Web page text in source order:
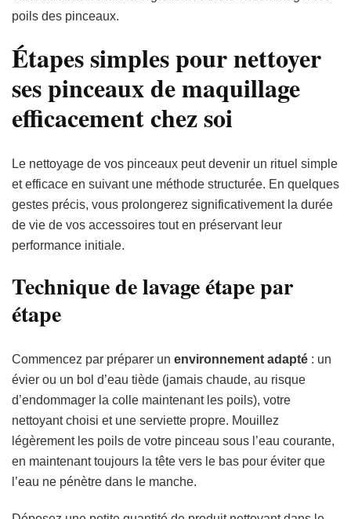
poils des pinceaux.
Étapes simples pour nettoyer
ses pinceaux de maquillage
efficacement chez soi
Le nettoyage de vos pinceaux peut devenir un rituel simple
et efficace en suivant une méthode structurée. En quelques
gestes précis, vous prolongerez significativement la durée
de vie de vos accessoires tout en préservant leur
performance initiale.
Technique de lavage étape par
étape
Commencez par préparer un environnement adapté : un
évier ou un bol d’eau tiède (jamais chaude, au risque
d’endommager la colle maintenant les poils), votre
nettoyant choisi et une serviette propre. Mouillez
légèrement les poils de votre pinceau sous l’eau courante,
en maintenant toujours la tête vers le bas pour éviter que
l’eau ne pénètre dans le manche.